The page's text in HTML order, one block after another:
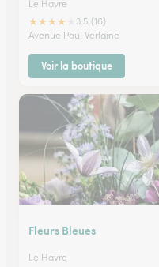
Le Havre
★★★★
3.5 (16)
Avenue Paul Verlaine
Voir la boutique
Fleurs Bleues
Le Havre